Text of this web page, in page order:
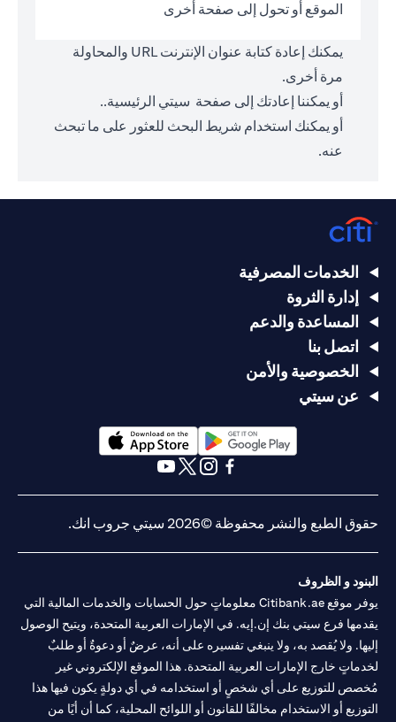
الموقع أو تحول إلى صفحة أخرى
يمكنك إعادة كتابة عنوان الإنترنت URL والمحاولة
مرة أخرى.
أو يمكننا إعادتك إلى صفحة سيتي الرئيسية..
أو يمكنك استخدام شريط البحث للعثور على ما تبحث
عنه.
الخدمات المصرفية
إدارة الثروة
المساعدة والدعم
اتصل بنا
الخصوصية والأمن
عن سيتي
(opens in a new tab)
حقوق الطبع والنشر محفوظة ©2026 سيتي جروب انك.
البنود و الظروف
يوفر موقع Citibank.ae معلوماتٍ حول الحسابات والخدمات المالية التي
يقدمها فرع سيتي بنك إن.إيه. في الإمارات العربية المتحدة، ويتيح الوصول
إليها. ولا يُقصد به، ولا ينبغي تفسيره على أنه، عرضٌ أو دعوةٌ أو طلبٌ
لخدماتٍ خارج الإمارات العربية المتحدة. هذا الموقع الإلكتروني غير
مُخصص للتوزيع على أي شخصٍ أو استخدامه في أي دولةٍ يكون فيها هذا
التوزيع أو الاستخدام مخالفًا للقانون أو اللوائح المحلية، كما أن أيًا من